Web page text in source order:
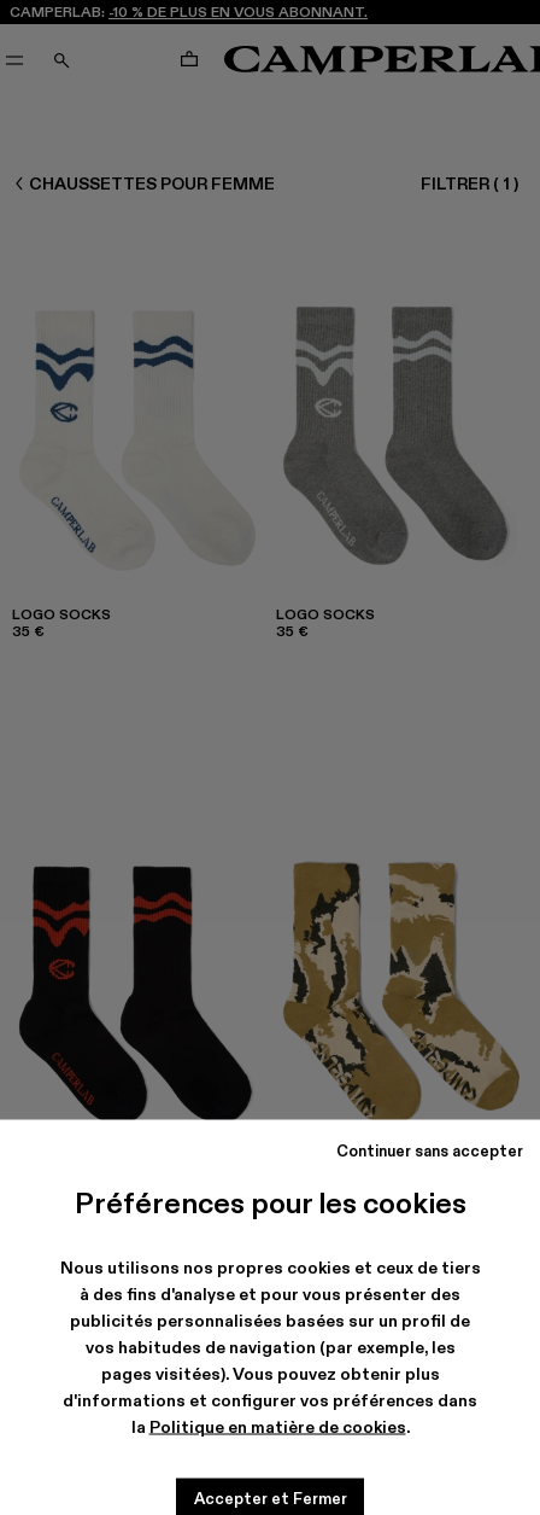
Préférences pour les cookies
Nous utilisons nos propres cookies et ceux de tiers
à des fins d'analyse et pour vous présenter des
publicités personnalisées basées sur un profil de
vos habitudes de navigation (par exemple, les
pages visitées). Vous pouvez obtenir plus
d'informations et configurer vos préférences dans
la Politique en matière de cookies.
Continuer sans accepter
Accepter et Fermer
CAMPERLAB: -10 % DE PLUS EN VOUS ABONNANT.
RECHERCHE PANIER
FEMME ACCESSOIRES
CHAUSSETTES POUR FEMME FILTRER ( 1 )
LOGO SOCKS
35 €
LOGO SOCKS
35 €
CHAUSSETTES POUR FEMME